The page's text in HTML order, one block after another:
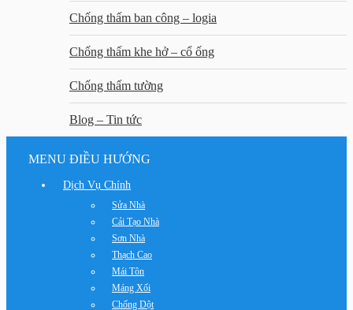
Chống thấm ban công – logia
Chống thấm khe hở – cổ ống
Chống thấm tường
Blog – Tin tức
MENU ĐIỀU HƯỚNG
Dịch Vụ Chính
Sửa Nhà
Cải Tạo Nhà
Sơn Nhà
Thạch Cao
Mái Tôn
Máng Xối
Chống Dột